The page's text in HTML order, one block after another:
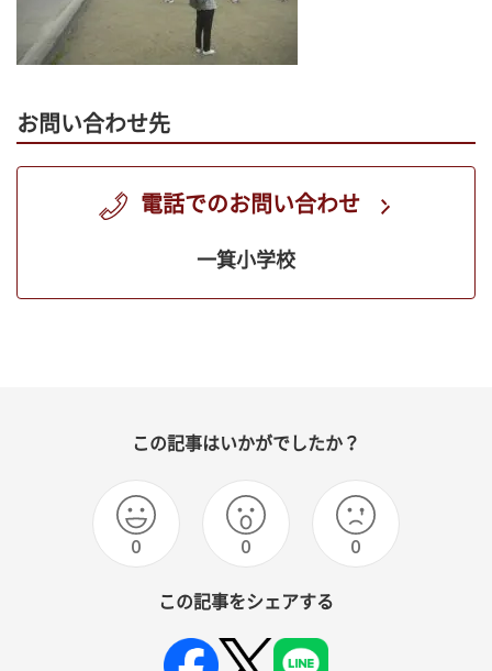
お問い合わせ先
電話でのお問い合わせ
一箕小学校
この記事はいかがでしたか？
0 0 0
この記事をシェアする